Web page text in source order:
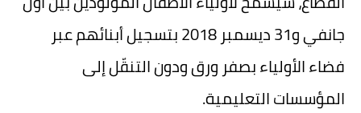
جانفي و31 ديسمبر 2018 بتسجيل أبنائهم عبر
فضاء الأولياء بصفر ورق ودون التنقّل إلى
المؤسسات التعليمية.